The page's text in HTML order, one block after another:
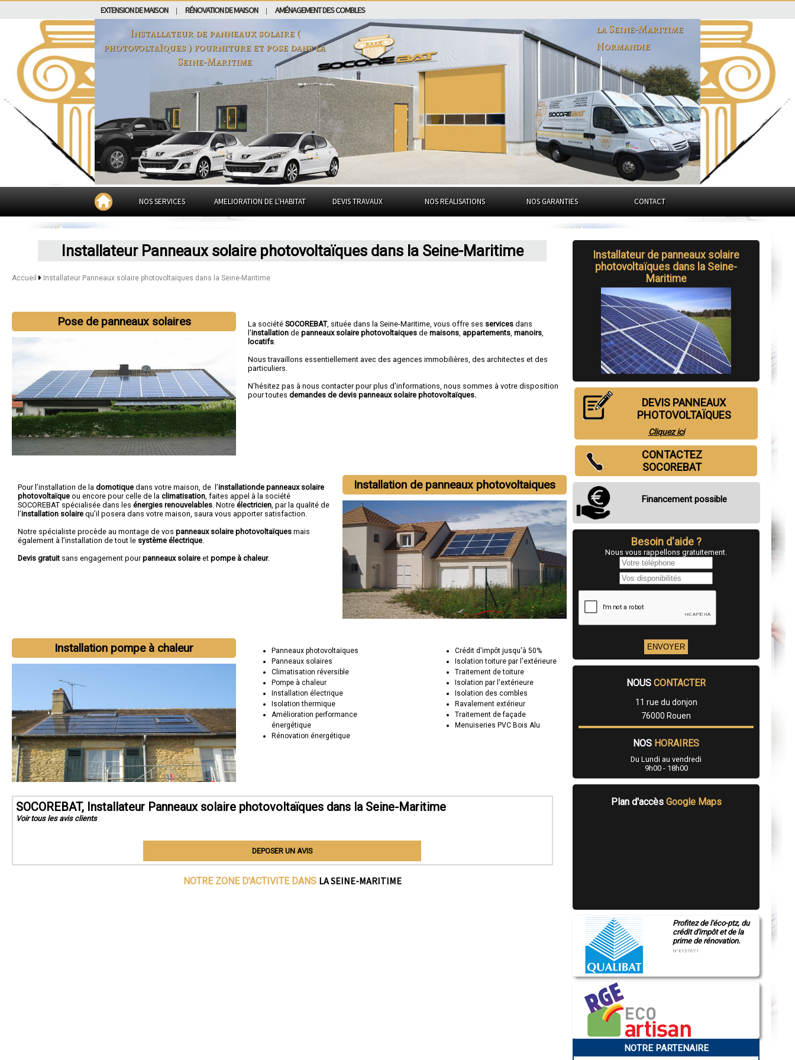
EXTENSION DE MAISON RÉNOVATION DE MAISON AMÉNAGEMENT DES COMBLES
Installateur de panneaux solaire (
photovoltaïques ) fourniture et pose dansla
Seine-Maritime
la Seine-Maritime
Normandie
NOS SERVICES AMELIORATION DE L'HABITAT DEVIS TRAVAUX NOS REALISATIONS NOS GARANTIES CONTACT
Installateur Panneaux solaire photovoltaïques dans la Seine-Maritime
Accueil Installateur Panneaux solaire photovoltaïques dans la Seine-Maritime
Pose de panneaux solaires La sociétéSOCOREBAT, située dans la Seine-Maritime, vous offre ses services dans
l'installation depanneaux solaire photovoltaiques demaisons appartements ,manoirs
locatifs
Nous travaillons essentiellement avec des agences immobilières, des architectes et des
particuliers.
N'hésitez pas à nous contacter pour plus d'informations, nous sommes à votre disposition
pour toutesdemandes de devis panneaux solaire photovoltaïques.
Installation de panneaux photovoltaiques
Pour l’installation de la domotique dans votre maison, de l’installationde panneaux solaire
photovoltaïque ou encore pour celle de la climatisation , faites appel à la société
SOCOREBAT spécialisée dans les énergies renouvelables . Notre électricien , par la qualité de
l’installation solaire qu’il posera dans votre maison, saura vous apporter satisfaction.
Notre spécialiste procède au montage de vos panneaux solaire photovoltaïques mais
également à l’installation de tout le système électrique
Devis gratuit sans engagement pourpanneaux solaire et pompe à chaleur.
Installation pompe à chaleur
Panneaux photovoltaïques
Panneaux solaires
Climatisation réversible
Pompe à chaleur
Installation électrique
Isolation thermique
Amélioration performance
énergétique
Rénovation énergétique
Crédit d'impôt jusqu'à 50%
Isolation toiture par l'extérieure
Traitement de toiture
Isolation par l'extérieure
Isolation des combles
Ravalement extérieur
Traitement de façade
Menuiseries PVC Bois Alu
SOCOREBAT, Installateur Panneaux solaire photovoltaïques dans la Seine-Maritime
Voir tous les avis clients
DEPOSER UN AVIS
NOTRE ZONE D'ACTIVITE DANS LA SEINE-MARITIME
Installateur de panneaux solaire
photovoltaïques dans la Seine-
Maritime
DEVIS PANNEAUX
PHOTOVOLTAÏQUES
Cliquez ici
CONTACTEZ
SOCOREBAT
Financement possible
Besoin d'aide ?
Nous vous rappellons gratuitement.
NOUS CONTACTER
11 rue du donjon
76000 Rouen
NOS HORAIRES
Du Lundi au vendredi
9h00 - 18h00
Plan d'accès Google Maps
Profitez de l'éco-ptz, du
crédit d'impôt et de la
prime de rénovation.
N°E157671
NOTRE PARTENAIRE